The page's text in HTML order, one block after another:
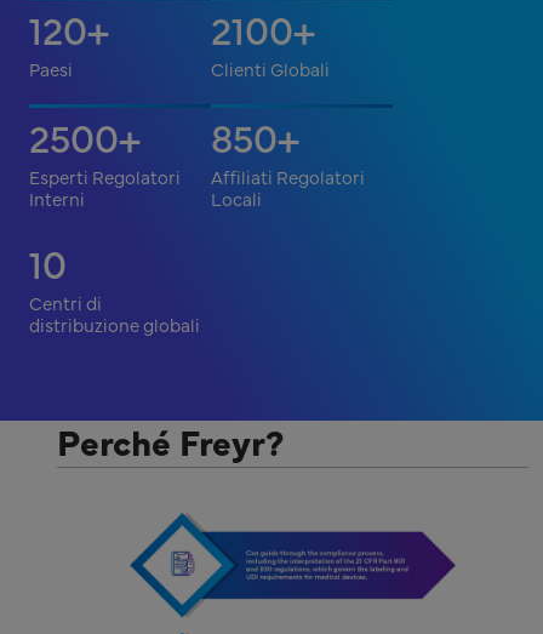
120+
Paesi
2100+
Clienti Globali
2500+
Esperti Regolatori
Interni
850+
Affiliati Regolatori
Locali
10
Centri di
distribuzione globali
Perché Freyr?